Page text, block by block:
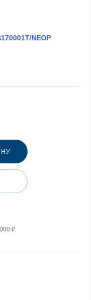
NEOP
₽